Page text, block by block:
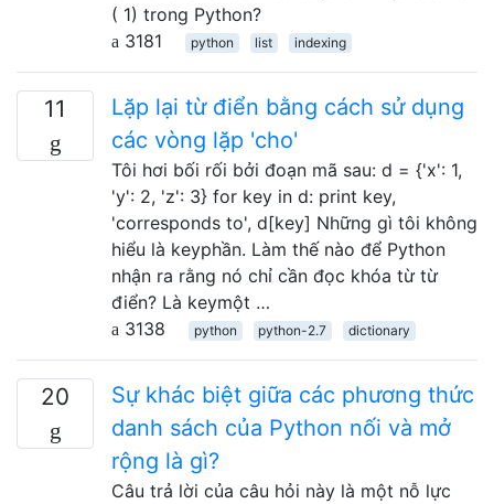
( 1) trong Python?
3181
python list indexing
11
Lặp lại từ điển bằng cách sử dụng
các vòng lặp 'cho'
Tôi hơi bối rối bởi đoạn mã sau: d = {'x': 1,
'y': 2, 'z': 3} for key in d: print key,
'corresponds to', d[key] Những gì tôi không
hiểu là keyphần. Làm thế nào để Python
nhận ra rằng nó chỉ cần đọc khóa từ từ
điển? Là keymột …
3138
python python-2.7 dictionary
20
Sự khác biệt giữa các phương thức
danh sách của Python nối và mở
rộng là gì?
Câu trả lời của câu hỏi này là một nỗ lực